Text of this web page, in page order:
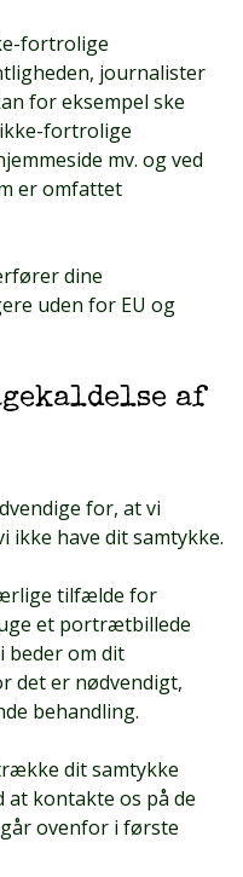
fortrolige
journalister
for eksempel ske
fortrolige
mv. og ved
er omfattet
dine
uden for EU og
af
for, at vi
ikke have dit samtykke.
tilfælde for
et portrætbillede
beder om dit
det er nødvendigt,
behandling.
dit samtykke
at kontakte os på de
ovenfor i første